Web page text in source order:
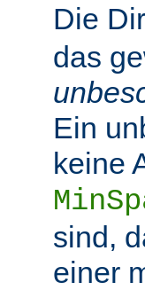
Die
das
Ein
keine
sind,
einer